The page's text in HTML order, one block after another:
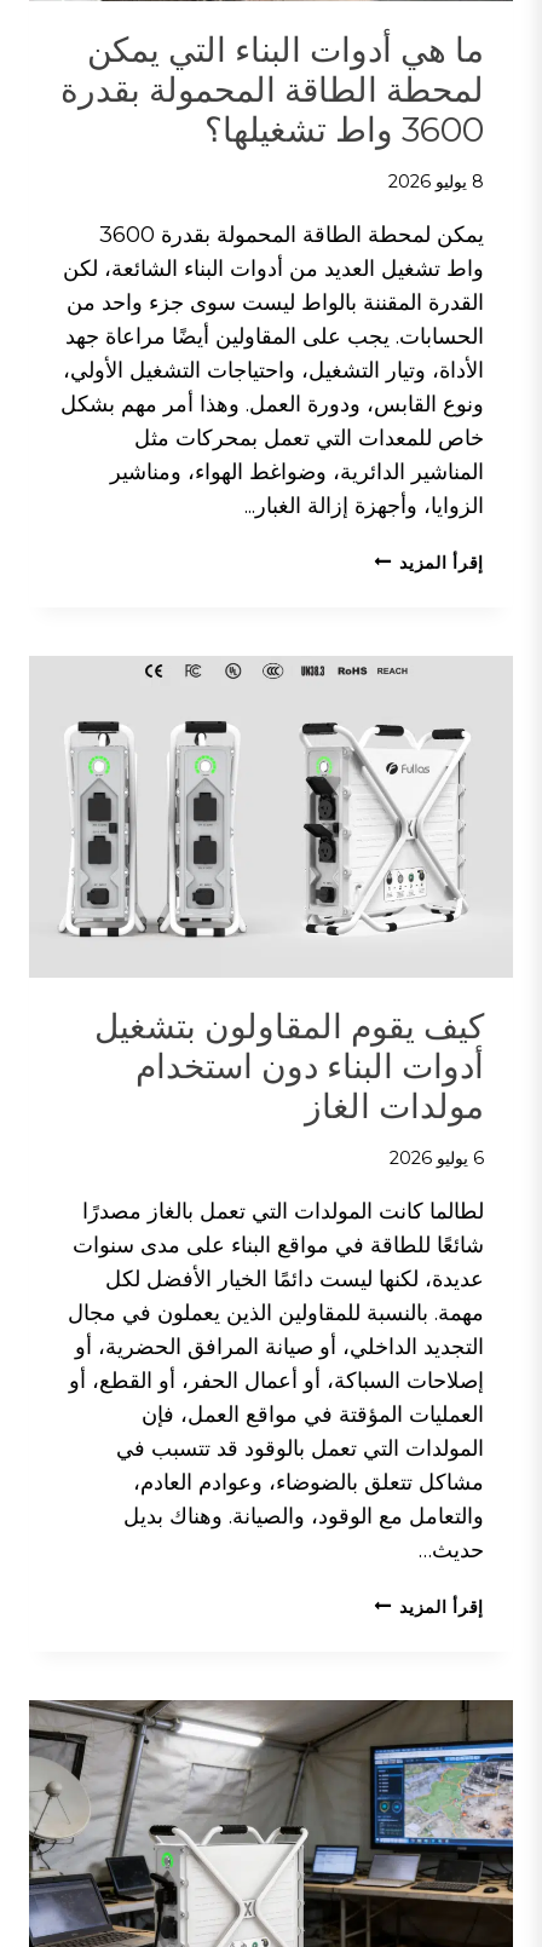
ما هي أدوات البناء التي يمكن
لمحطة الطاقة المحمولة بقدرة
3600 واط تشغيلها؟
8 يوليو 2026
يمكن لمحطة الطاقة المحمولة بقدرة 3600
واط تشغيل العديد من أدوات البناء الشائعة، لكن
القدرة المقننة بالواط ليست سوى جزء واحد من
الحسابات. يجب على المقاولين أيضًا مراعاة جهد
الأداة، وتيار التشغيل، واحتياجات التشغيل الأولي،
ونوع القابس، ودورة العمل. وهذا أمر مهم بشكل
خاص للمعدات التي تعمل بمحركات مثل
المناشير الدائرية، وضواغط الهواء، ومناشير
الزوايا، وأجهزة إزالة الغبار...
إقرأ المزيد ما
التي
لمحطة
الطاقة
المحمولة
بقدرة
3600
واط
تشغيلها؟
كيف يقوم المقاولون بتشغيل
أدوات البناء دون استخدام
مولدات الغاز
6 يوليو 2026
لطالما كانت المولدات التي تعمل بالغاز مصدرًا
شائعًا للطاقة في مواقع البناء على مدى سنوات
عديدة، لكنها ليست دائمًا الخيار الأفضل لكل
مهمة. بالنسبة للمقاولين الذين يعملون في مجال
التجديد الداخلي، أو صيانة المرافق الحضرية، أو
إصلاحات السباكة، أو أعمال الحفر، أو القطع، أو
العمليات المؤقتة في مواقع العمل، فإن
المولدات التي تعمل بالوقود قد تتسبب في
مشاكل تتعلق بالضوضاء، وعوادم العادم،
والتعامل مع الوقود، والصيانة. وهناك بديل
حديث…
إقرأ المزيد كيف
أدوات
البناء
دون
استخدام
مولدات
الغاز